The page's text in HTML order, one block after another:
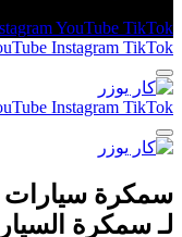
YouTube TikTok
Instagram TikTok
Instagram TikTok
سمكرة سيارات
لـ سمكرة